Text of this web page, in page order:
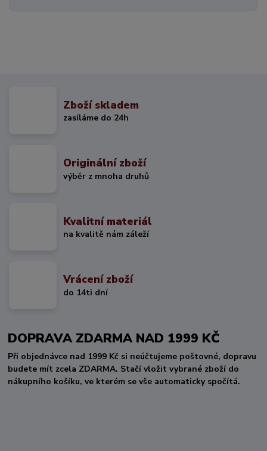
Zboží skladem
zasíláme do 24h
Originální zboží
výběr z mnoha druhů
Kvalitní materiál
na kvalitě nám záleží
Vrácení zboží
do 14ti dní
DOPRAVA ZDARMA NAD 1999 KČ
Při objednávce nad 1999 Kč si neúčtujeme poštovné, dopravu
budete mít zcela ZDARMA. Stačí vložit vybrané zboží do
nákupního košíku, ve kterém se vše automaticky spočítá.